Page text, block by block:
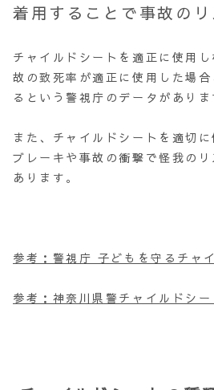
着用することで事故の
チャイルドシートを適正に使用
故の致死率が適正に使用した場
るという警視庁のデータがありま
また、チャイルドシートを適切
ブレーキや事故の衝撃で怪我の
あります。
参考：警視庁 子どもを守るチャ
参考：神奈川県警チャイルドシ